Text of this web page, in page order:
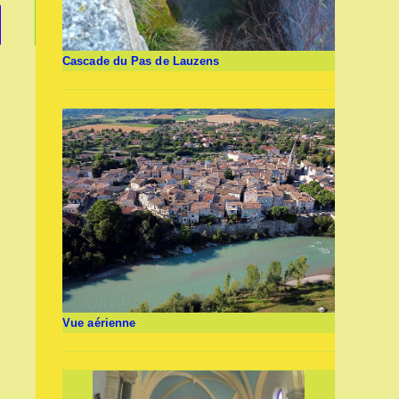
à la page suivante
Cascade du Pas de Lauzens
Vue aérienne